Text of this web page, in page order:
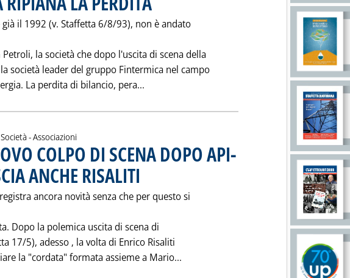
il 1992 (v. Staffetta 6/8/93), non è andato
la società che dopo l'uscita di scena della
società leader del gruppo Fintermica nel campo
La perdita di bilancio, pera... Leggi tutta la notizia: 'MAXCOM IN ROSSO
- Associazioni
COLPO DI SCENA DOPO API-
ANCHE RISALITI
ancora novità senza che per questo si
Dopo la polemica uscita di scena di
17/5), adesso ‚ la volta di Enrico Risaliti
la "cordata" formata assieme a Mario... Leggi tutta la notizia: 'CAMELI: